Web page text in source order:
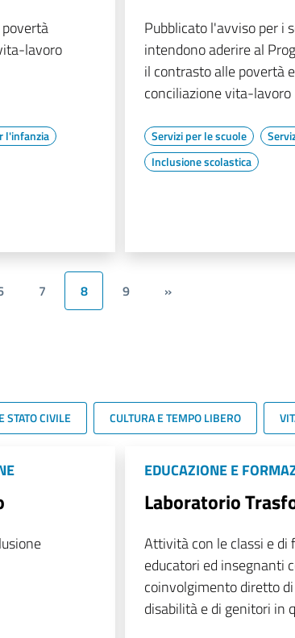
lavoro
l'infanzia
Pubblicato l'avviso per i
intendono aderire al
il contrasto alle povertà
conciliazione vita-lavoro
Servizi per le scuole
Inclusione scolastica
7 8 9 »
STATO CIVILE CULTURA E TEMPO LIBERO
EDUCAZIONE E
Laboratorio
Attività con le classi e di
educatori ed insegnanti
coinvolgimento diretto
disabilità e di genitori in